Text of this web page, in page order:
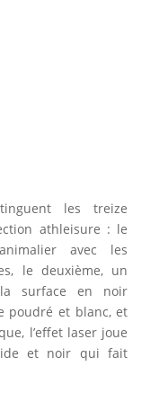
les treize
athleisure : le
avec les
le deuxième, un
surface en noir
poudré et blanc, et
l’effet laser joue
et noir qui fait